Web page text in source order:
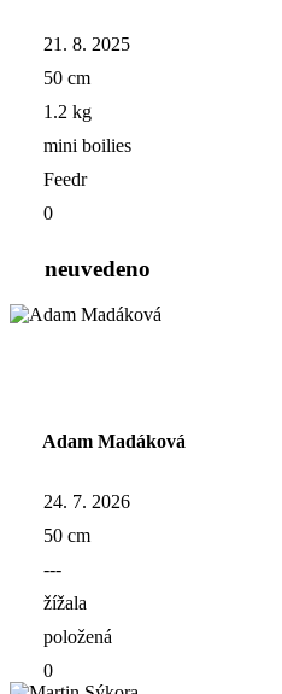
21. 8. 2025
50 cm
1.2 kg
mini boilies
Feedr
0
neuvedeno
Adam Madáková
24. 7. 2026
50 cm
---
žížala
položená
0